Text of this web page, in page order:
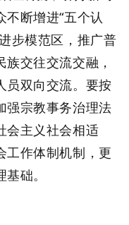
断增进“五个认
步模范区，推广普
交往交流交融，
员双向交流。要按
强宗教事务治理法
会主义社会相适
工作体制机制，更
础。